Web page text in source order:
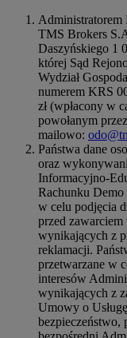
Administratorem
TMS Brokers
Daszyńskiego 1
której Sąd
Wydział
numerem KRS
zł (wpłacony w
powołanym
mailowo:
Państwa dane
oraz
Informacyjno-
Rachunku
w celu podjęcia
przed
wynikających z
reklamacji.
przetwarzane w
interesów
wynikających z
Umowy o
bezpieczeństwo,